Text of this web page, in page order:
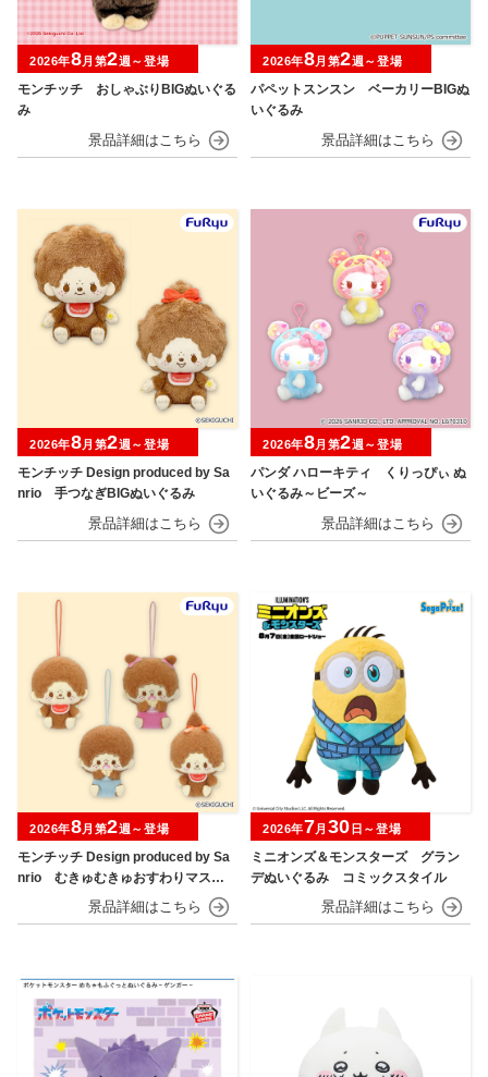
モンチッチ おしゃぶりBIGぬいぐる
み
2026年8月第2週～登場
パペットスンスン ベーカリーBIGぬ
いぐるみ
2026年8月第2週～登場
モンチッチ Design produced by Sa
nrio 手つなぎBIGぬいぐるみ
2026年8月第2週～登場
パンダ ハローキティ くりっぴぃ ぬ
いぐるみ～ビーズ～
2026年8月第2週～登場
モンチッチ Design produced by Sa
nrio むきゅむきゅおすわりマスコ
2026年8月第2週～登場
ミニオンズ＆モンスターズ グラン
デぬいぐるみ コミックスタイル
2026年7月 30 日～登場